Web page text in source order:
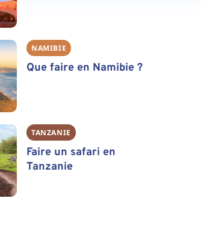
NAMIBIE
Que faire en Namibie ?
TANZANIE
Faire un safari en
Tanzanie